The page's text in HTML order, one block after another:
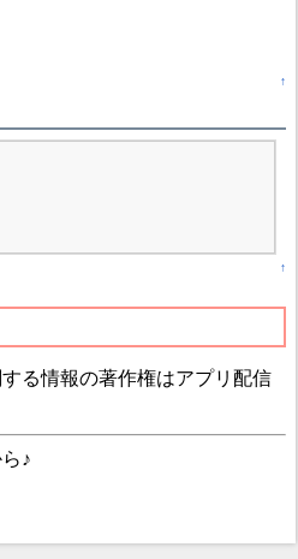
↑
↑
る情報の著作権はアプリ配信
♪